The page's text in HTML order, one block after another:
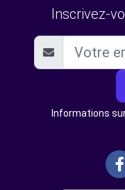
Inscrivez-
Informations